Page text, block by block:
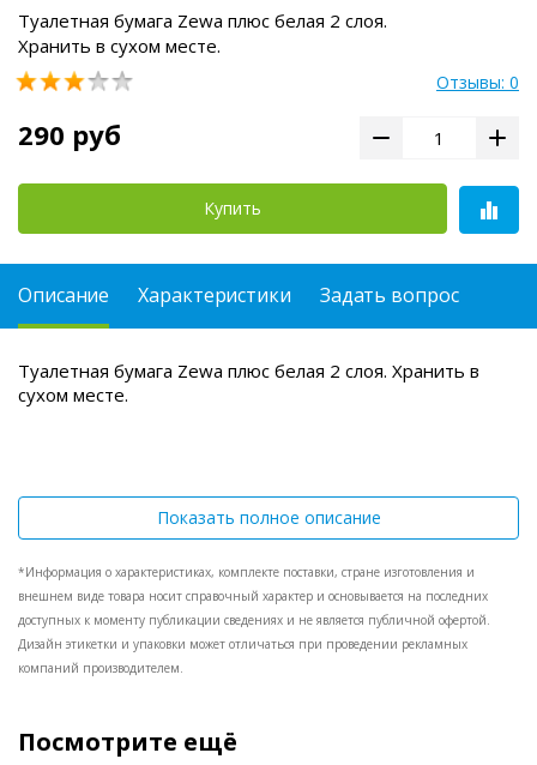
Туалетная бумага Zewa плюс белая 2 слоя.
Хранить в сухом месте.
Отзывы: 0
290 руб
Купить
Описание Характеристики Задать вопрос
Туалетная бумага Zewa плюс белая 2 слоя. Хранить в
сухом месте.
Показать полное описание
*Информация о характеристиках, комплекте поставки, стране изготовления и
внешнем виде товара носит справочный характер и основывается на последних
доступных к моменту публикации сведениях и не является публичной офертой.
Дизайн этикетки и упаковки может отличаться при проведении рекламных
компаний производителем.
Посмотрите ещё